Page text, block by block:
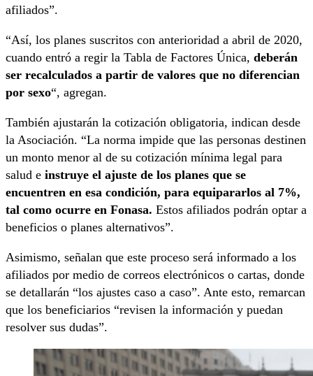
afiliados”.
“Así, los planes suscritos con anterioridad a abril de 2020,
cuando entró a regir la Tabla de Factores Única, deberán
ser recalculados a partir de valores que no diferencian
por sexo“, agregan.
También ajustarán la cotización obligatoria, indican desde
la Asociación. “La norma impide que las personas destinen
un monto menor al de su cotización mínima legal para
salud e instruye el ajuste de los planes que se
encuentren en esa condición, para equipararlos al 7%,
tal como ocurre en Fonasa. Estos afiliados podrán optar a
beneficios o planes alternativos”.
Asimismo, señalan que este proceso será informado a los
afiliados por medio de correos electrónicos o cartas, donde
se detallarán “los ajustes caso a caso”. Ante esto, remarcan
que los beneficiarios “revisen la información y puedan
resolver sus dudas”.